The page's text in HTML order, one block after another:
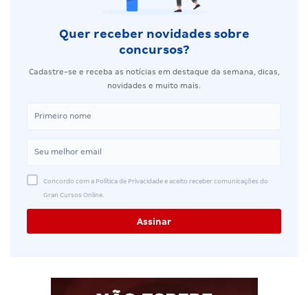
Quer receber novidades sobre
concursos?
Cadastre-se e receba as notícias em destaque da semana, dicas,
novidades e muito mais.
Concordo com a Política de Privacidade e aceito receber comunicações do
Gran Cursos Online.